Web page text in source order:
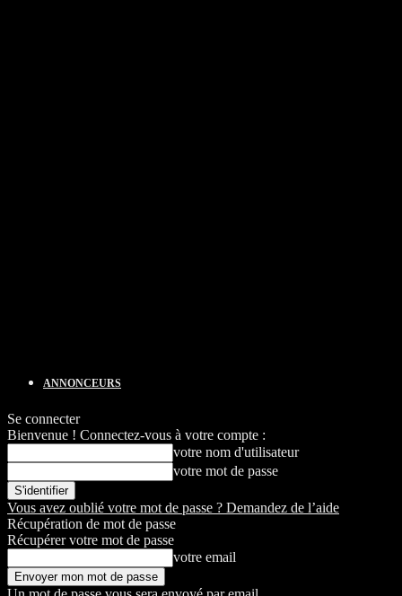
ANNONCEURS
Se connecter
Bienvenue ! Connectez-vous à votre compte :
votre nom d'utilisateur
votre mot de passe
Vous avez oublié votre mot de passe ? Demandez de l’aide
Récupération de mot de passe
Récupérer votre mot de passe
votre email